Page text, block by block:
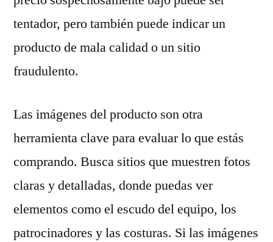
tentador, pero también puede indicar un
producto de mala calidad o un sitio
fraudulento.
Las imágenes del producto son otra
herramienta clave para evaluar lo que estás
comprando. Busca sitios que muestren fotos
claras y detalladas, donde puedas ver
elementos como el escudo del equipo, los
patrocinadores y las costuras. Si las imágenes